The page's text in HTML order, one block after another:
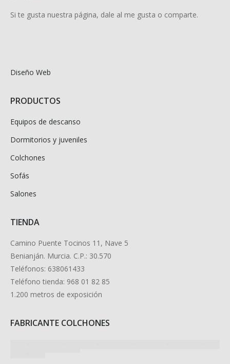
Si te gusta nuestra página, dale al me gusta o comparte.
Diseño Web
PRODUCTOS
Equipos de descanso
Dormitorios y juveniles
Colchones
Sofás
Salones
TIENDA
Camino Puente Tocinos 11, Nave 5
Benianján. Murcia. C.P.: 30.570
Teléfonos: 638061433
Teléfono tienda: 968 01 82 85
1.200 metros de exposición
FABRICANTE COLCHONES